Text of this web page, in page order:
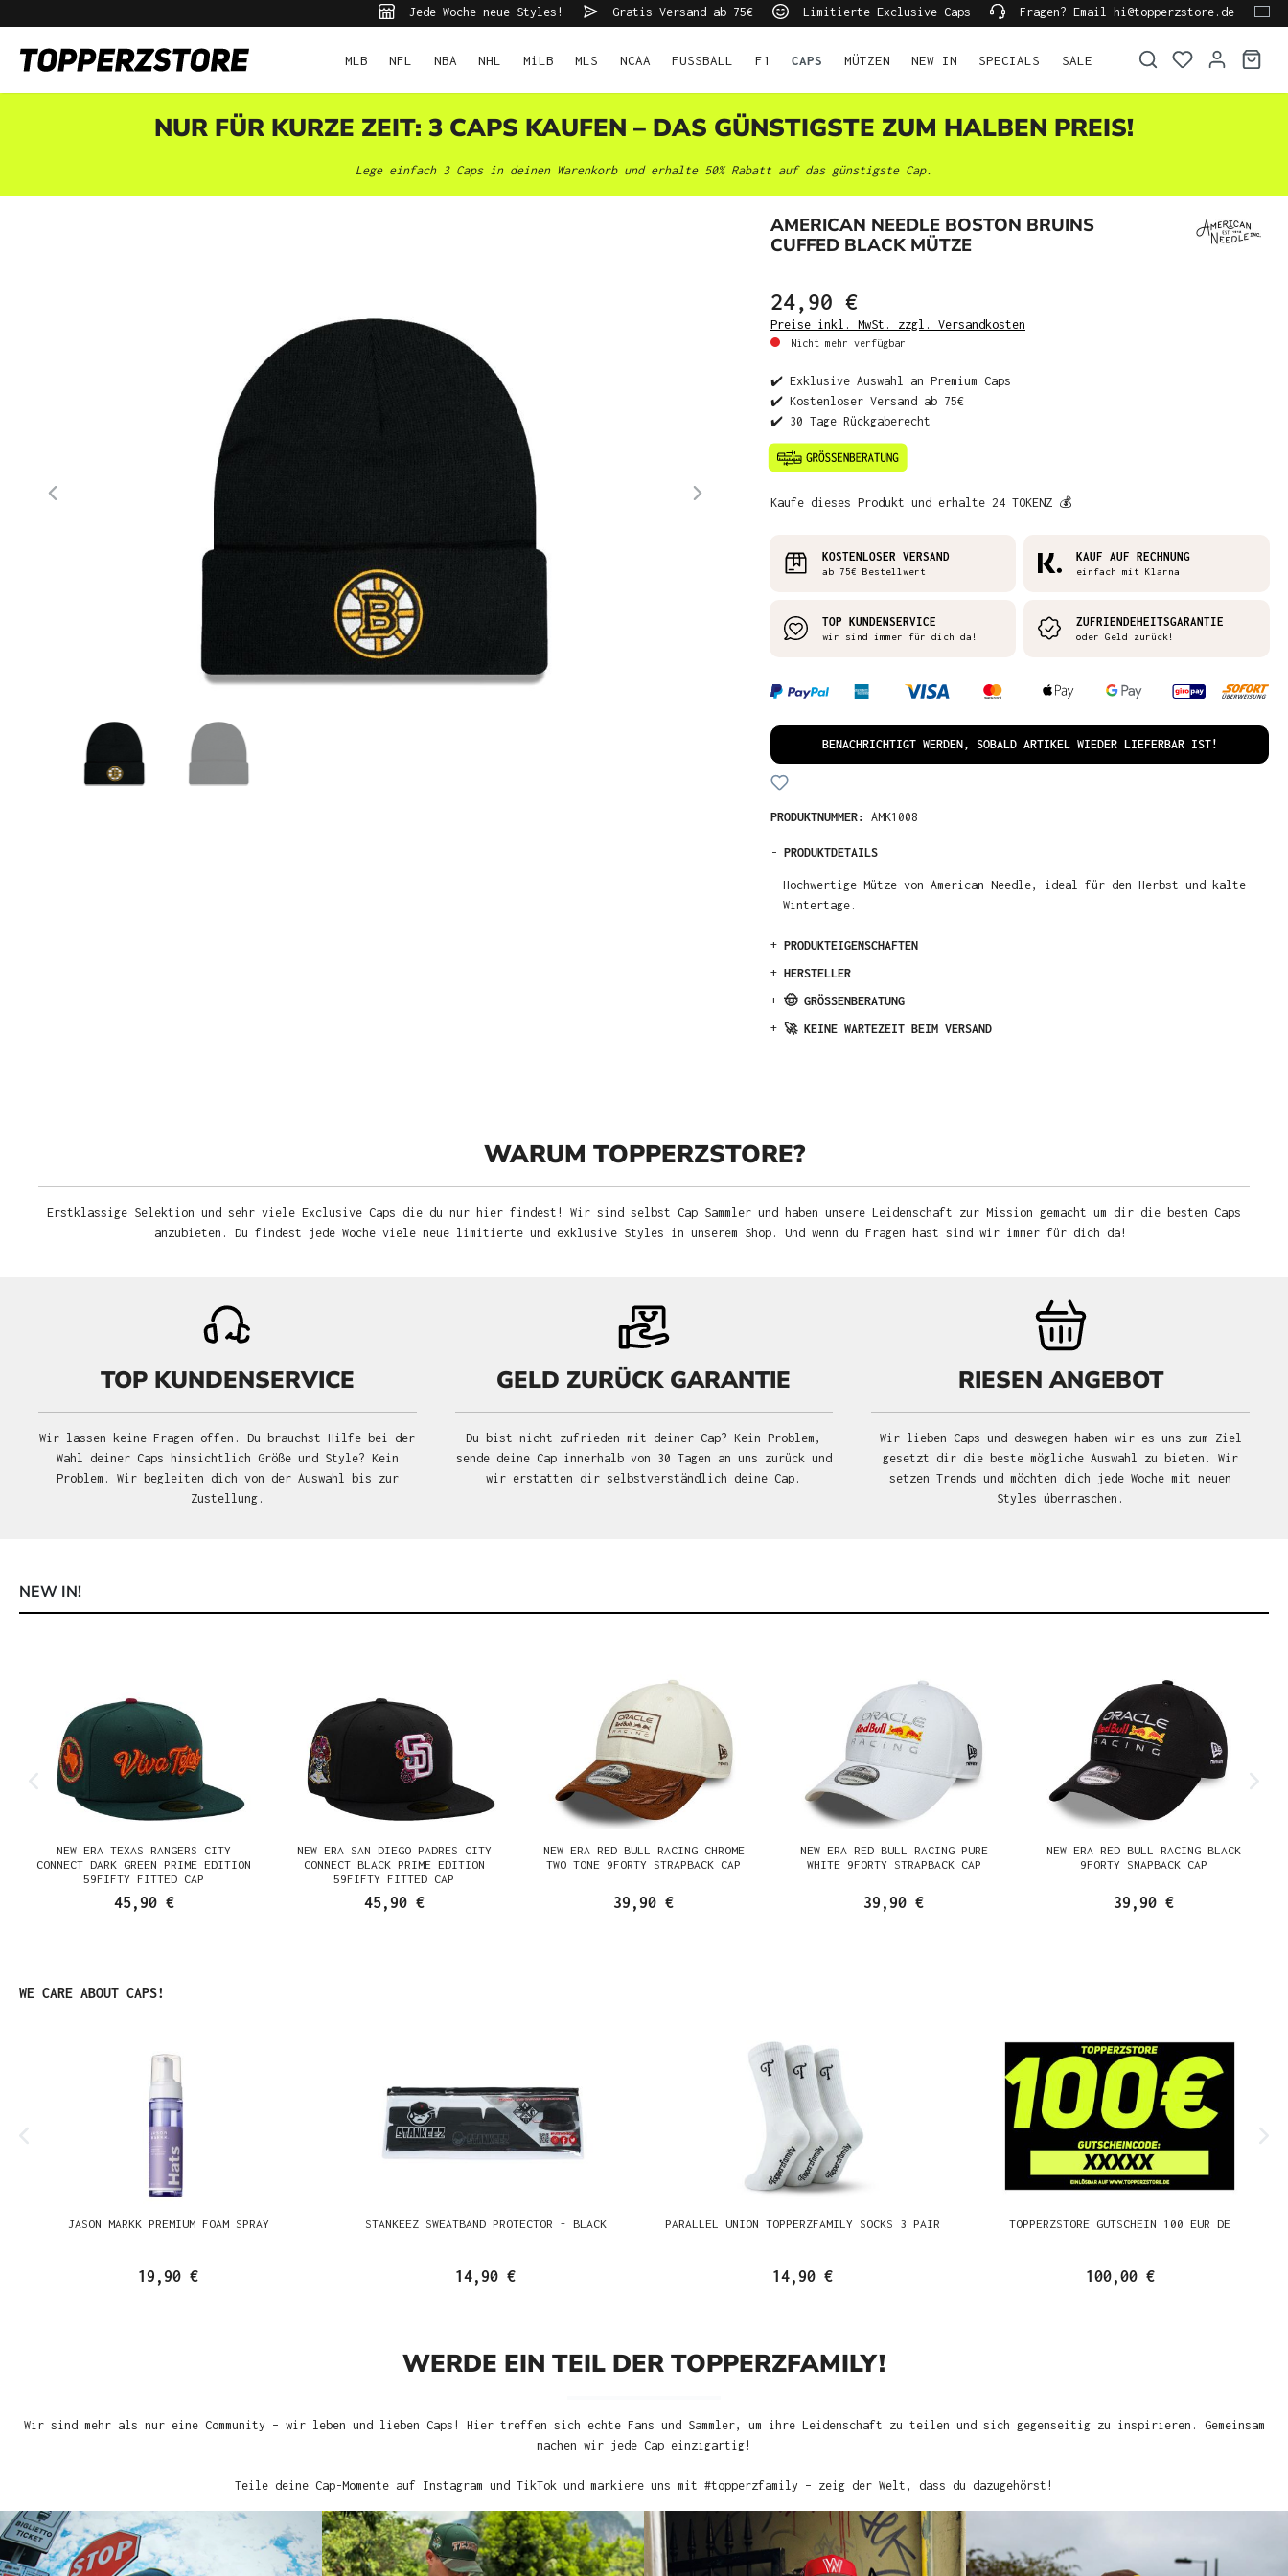
Jede Woche neue Styles! Gratis Versand ab 75€ Limitierte Exclusive Caps Fragen? Email hi@topperzstore.de
MLB NFL NBA NHL MiLB MLS NCAA FUSSBALL F1 CAPS MÜTZEN NEW IN SPECIALS SALE
NUR FÜR KURZE ZEIT: 3 CAPS KAUFEN – DAS GÜNSTIGSTE ZUM HALBEN PREIS!
Lege einfach 3 Caps in deinen Warenkorb und erhalte 50% Rabatt auf das günstigste Cap.
AMERICAN NEEDLE BOSTON BRUINS
CUFFED BLACK MÜTZE
24,90 €
Preise inkl. MwSt. zzgl. Versandkosten
Nicht mehr verfügbar
✔️ Exklusive Auswahl an Premium Caps
✔️ Kostenloser Versand ab 75€
✔️ 30 Tage Rückgaberecht
Kaufe dieses Produkt und erhalte 24 TOKENZ 💰
KOSTENLOSER VERSAND
ab 75€ Bestellwert
KAUF AUF RECHNUNG
einfach mit Klarna
TOP KUNDENSERVICE
wir sind immer für dich da!
ZUFRIENDEHEITSGARANTIE
oder Geld zurück!
BENACHRICHTIGT WERDEN, SOBALD ARTIKEL WIEDER LIEFERBAR IST!
PRODUKTNUMMER: AMK1008
- PRODUKTDETAILS
Hochwertige Mütze von American Needle, ideal für den Herbst und kalte
Wintertage.
+ PRODUKTEIGENSCHAFTEN
+ HERSTELLER
+ 🤠 GRÖSSENBERATUNG
+ 🚀 KEINE WARTEZEIT BEIM VERSAND
WARUM TOPPERZSTORE?
Erstklassige Selektion und sehr viele Exclusive Caps die du nur hier findest! Wir sind selbst Cap Sammler und haben unsere Leidenschaft zur Mission gemacht um dir die besten Caps
anzubieten. Du findest jede Woche viele neue limitierte und exklusive Styles in unserem Shop. Und wenn du Fragen hast sind wir immer für dich da!
TOP KUNDENSERVICE
Wir lassen keine Fragen offen. Du brauchst Hilfe bei der
Wahl deiner Caps hinsichtlich Größe und Style? Kein
Problem. Wir begleiten dich von der Auswahl bis zur
Zustellung.
GELD ZURÜCK GARANTIE
Du bist nicht zufrieden mit deiner Cap? Kein Problem,
sende deine Cap innerhalb von 30 Tagen an uns zurück und
wir erstatten dir selbstverständlich deine Cap.
RIESEN ANGEBOT
Wir lieben Caps und deswegen haben wir es uns zum Ziel
gesetzt dir die beste mögliche Auswahl zu bieten. Wir
setzen Trends und möchten dich jede Woche mit neuen
Styles überraschen.
NEW IN!
NEW ERA TEXAS RANGERS CITY
CONNECT DARK GREEN PRIME EDITION
59FIFTY FITTED CAP
45,90 €
NEW ERA SAN DIEGO PADRES CITY
CONNECT BLACK PRIME EDITION
59FIFTY FITTED CAP
45,90 €
NEW ERA RED BULL RACING CHROME
TWO TONE 9FORTY STRAPBACK CAP
39,90 €
NEW ERA RED BULL RACING PURE
WHITE 9FORTY STRAPBACK CAP
39,90 €
NEW ERA RED BULL RACING BLACK
9FORTY SNAPBACK CAP
39,90 €
Produktgalerie überspringen
WE CARE ABOUT CAPS!
JASON MARKK PREMIUM FOAM SPRAY
19,90 €
STANKEEZ SWEATBAND PROTECTOR - BLACK
14,90 €
PARALLEL UNION TOPPERZFAMILY SOCKS 3 PAIR
14,90 €
TOPPERZSTORE GUTSCHEIN 100 EUR DE
100,00 €
WERDE EIN TEIL DER TOPPERZFAMILY!
Wir sind mehr als nur eine Community – wir leben und lieben Caps! Hier treffen sich echte Fans und Sammler, um ihre Leidenschaft zu teilen und sich gegenseitig zu inspirieren. Gemeinsam
machen wir jede Cap einzigartig!
Teile deine Cap-Momente auf Instagram und TikTok und markiere uns mit #topperzfamily – zeig der Welt, dass du dazugehörst!